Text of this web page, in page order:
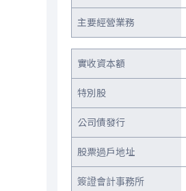
主要經營業務
實收資本額
特別股
公司債發行
股票過戶地址
簽證會計事務所